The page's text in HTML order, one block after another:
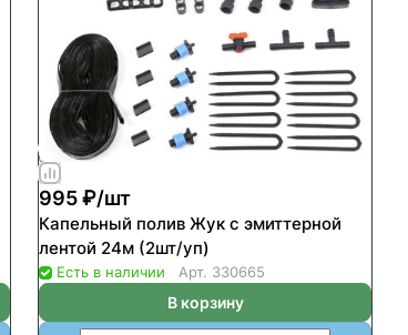
995 ₽/шт
Капельный полив Жук с эмиттерной
лентой 24м (2шт/уп)
Есть в наличии Арт. 330665
В корзину